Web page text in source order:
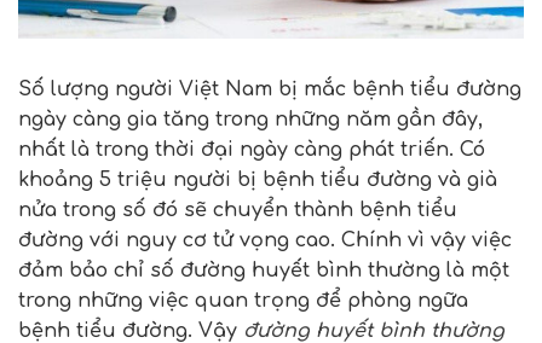
Số lượng người Việt Nam bị mắc bệnh tiểu đường
ngày càng gia tăng trong những năm gần đây,
nhất là trong thời đại ngày càng phát triến. Có
khoảng 5 triệu người bị bệnh tiểu đường và già
nửa trong số đó sẽ chuyển thành bệnh tiểu
đường với nguy cơ tử vọng cao. Chính vì vậy việc
đảm bảo chỉ số đường huyết bình thường là một
trong những việc quan trọng để phòng ngữa
bệnh tiểu đường. Vậy đường huyết bình thường